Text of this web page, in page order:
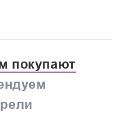
покупают